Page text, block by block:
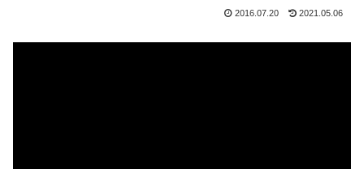
2016.07.20 2021.05.06